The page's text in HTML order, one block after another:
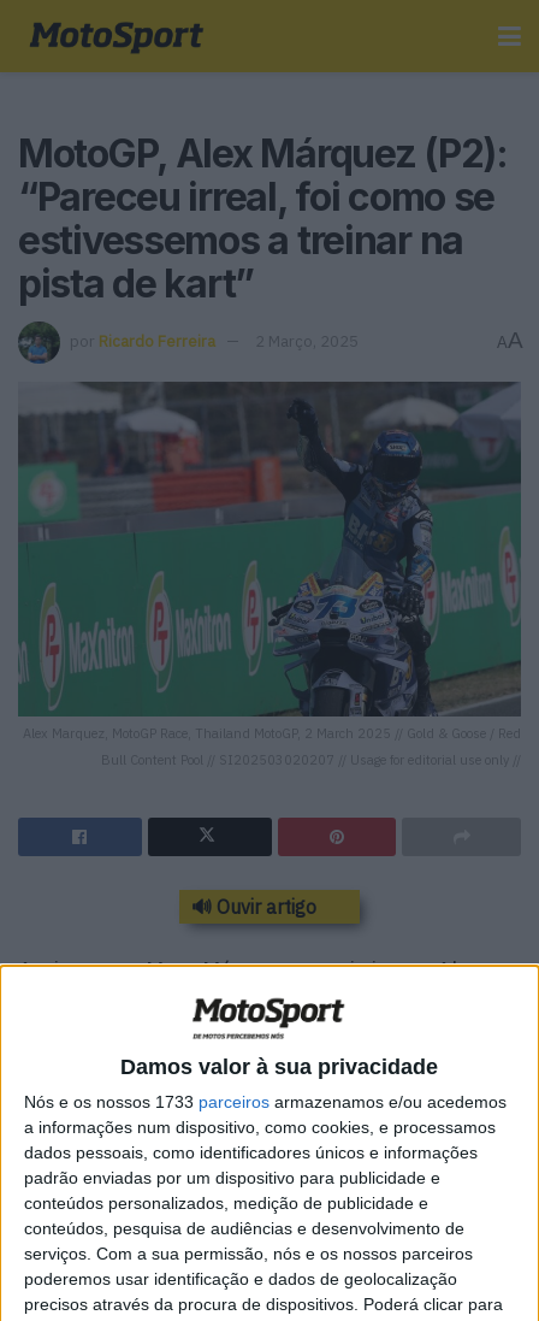
Damos valor à sua privacidade
Nós e os nossos 1733 parceiros armazenamos e/ou acedemos
a informações num dispositivo, como cookies, e processamos
dados pessoais, como identificadores únicos e informações
padrão enviadas por um dispositivo para publicidade e
conteúdos personalizados, medição de publicidade e
conteúdos, pesquisa de audiências e desenvolvimento de
serviços. Com a sua permissão, nós e os nossos parceiros
poderemos usar identificação e dados de geolocalização
precisos através da procura de dispositivos. Poderá clicar para
MotoGP, Alex Márquez (P2):
“Pareceu irreal, foi como se
estivessemos a treinar na
pista de kart”
por Ricardo Ferreira 2 Março, 2025 AA
Alex Marquez, MotoGP Race, Thailand MotoGP, 2 March 2025 // Gold & Goose / Red
Bull Content Pool // SI202503020207 // Usage for editorial use only //
🔊 Ouvir artigo
Assim como Marc Márquez, o mais jovem Alex
Márquez também vivenciou o fim de semana na
Tailândia como um começo de sonho para a nova
temporada de MotoGP.
1º e 2º lugar na qualificação, 1º e 2º lugar no sprint, 1º e
2º lugar no Grande Prémio do circuito de Chang na tarde
de domingo: o sucesso dos irmãos Márquez na abertura
da temporada teve uma dimensão quase extraterrestre,
com ambos atingindo o auge de suas respectivas
habilidades.